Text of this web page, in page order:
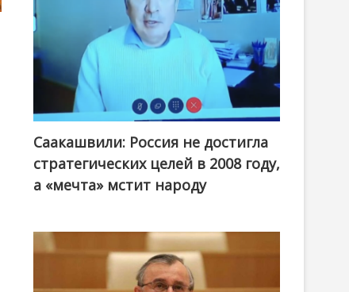
Саакашвили: Россия не достигла
стратегических целей в 2008 году,
а «мечта» мстит народу